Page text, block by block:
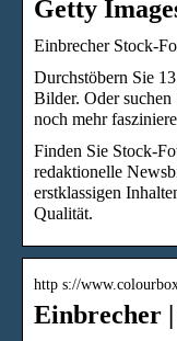
Getty
Einbrecher Stock-
Durchstöbern Sie
Bilder. Oder suchen
noch mehr
Finden Sie Stock-
redaktionelle
erstklassigen
Qualität.
http s://
Einbrecher